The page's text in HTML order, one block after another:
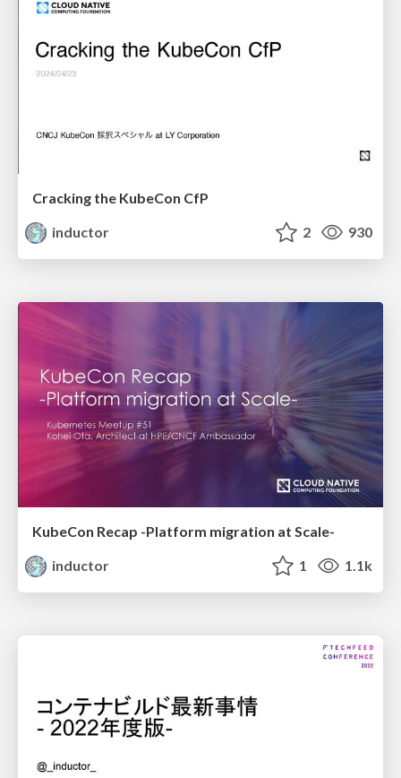
Cracking the KubeCon CfP
inductor
2 930
KubeCon Recap -Platform migration at Scale-
inductor
1 1.1k